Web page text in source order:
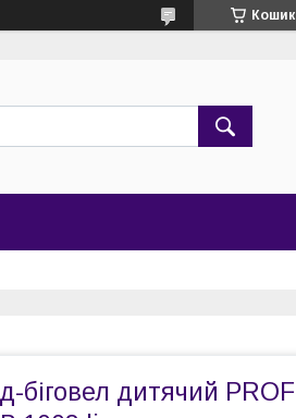
Кошик
біговел дитячий